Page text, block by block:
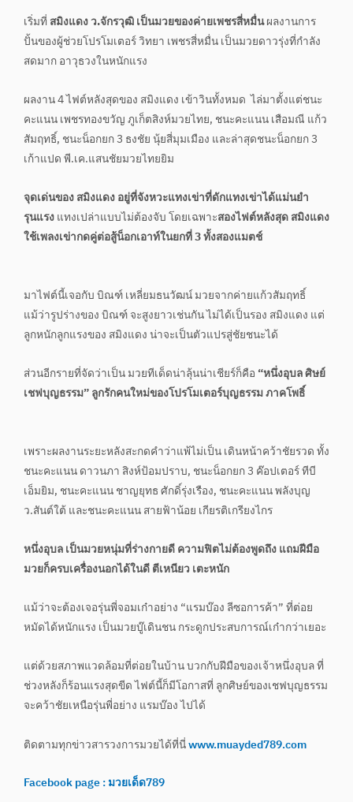
เริ่มที่ สมิงแดง ว.จักรวุฒิ เป็นมวยของค่ายเพชรสี่หมื่นผลงานการ
ปั้นของผู้ช่วยโปรโมเตอร์ วิทยา เพชรสี่หมื่น เป็นมวยดาวรุ่งที่กำลัง
สดมาก อาวุธวงในหนักแรง
ผลงาน 4 ไฟต์หลังสุดของ สมิงแดง เข้าวินทั้งหมด ไล่มาตั้งแต่ชนะ
คะแนน เพชรทองขวัญ ภูเก็ตสิงห์มวยไทย, ชนะคะแนน เสือมณี แก้ว
สัมฤทธิ์, ชนะน็อกยก 3 ธงชัย นุ้ยสี่มุมเมือง และล่าสุดชนะน็อกยก 3
เก้าแปด พี.เค.แสนชัยมวยไทยยิม
จุดเด่นของ สมิงแดง อยู่ที่จังหวะแทงเข่าที่ดักแทงเข่าได้แม่นยำ
รุนแรงแทงเปล่าแบบไม่ต้องจับ โดยเฉพาะสองไฟต์หลังสุด สมิงแดง
ใช้เพลงเข่ากดคู่ต่อสู้น็อกเอาท์ในยกที่ 3 ทั้งสองแมตช์
มาไฟต์นี้เจอกับ บิณฑ์ เหลี่ยมธนวัฒน์ มวยจากค่ายแก้วสัมฤทธิ์
แม้ว่ารูปร่างของ บิณฑ์ จะสูงยาวเช่นกัน ไม่ได้เป็นรอง สมิงแดง แต่
ลูกหนักลูกแรงของ สมิงแดง น่าจะเป็นตัวแปรสู่ชัยชนะได้
ส่วนอีกรายที่จัดว่าเป็น มวยทีเด็ดน่าลุ้นน่าเชียร์ก็คือ “หนึ่งอุบล ศิษย์
เชฟบุญธรรม” ลูกรักคนใหม่ของโปรโมเตอร์บุญธรรม ภาคโพธิ์
เพราะผลงานระยะหลังสะกดคำว่าแพ้ไม่เป็น เดินหน้าคว้าชัยรวด ทั้ง
ชนะคะแนน ดาวนภา สิงห์ป้อมปราบ, ชนะน็อกยก 3 ค๊อปเตอร์ ทีบี
เอ็มยิม, ชนะคะแนน ชาญยุทธ ศักดิ์รุ่งเรือง, ชนะคะแนน พลังบุญ
ว.สันต์ใต้ และชนะคะแนน สายฟ้าน้อย เกียรติเกรียงไกร
หนึ่งอุบล เป็นมวยหนุ่มที่ร่างกายดี ความฟิตไม่ต้องพูดถึง แถมฝีมือ
มวยก็ครบเครื่องนอกได้ในดี ตีเหนียว เตะหนัก
แม้ว่าจะต้องเจอรุ่นพี่จอมเก๋าอย่าง “แรมบ๊อง ลีซอการค้า” ที่ต่อย
หมัดได้หนักแรง เป็นมวยบู๊เดินชน กระดูกประสบการณ์เก๋ากว่าเยอะ
แต่ด้วยสภาพแวดล้อมที่ต่อยในบ้าน บวกกับฝีมือของเจ้าหนึ่งอุบล ที่
ช่วงหลังก็ร้อนแรงสุดขีด ไฟต์นี้ก็มีโอกาสที่ ลูกศิษย์ของเชฟบุญธรรม
จะคว้าชัยเหนือรุ่นพี่อย่าง แรมบ๊อง ไปได้
ติดตามทุกข่าวสารวงการมวยได้ที่นี่www.muayded789.com
Facebook page : มวยเด็ด789